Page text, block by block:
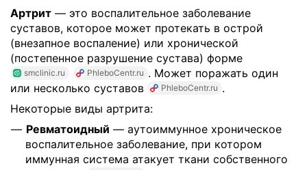
Артрит — это воспалительное заболевание
суставов, которое может протекать в острой
(внезапное воспаление) или хронической
(постепенное разрушение сустава) форме
smclinic.ru PhleboCentr.ru . Может поражать один
или несколько суставов
PhleboCentr.ru .
Некоторые виды артрита:
Ревматоидный — аутоиммунное хроническое
воспалительное заболевание, при котором
иммунная система атакует ткани собственного